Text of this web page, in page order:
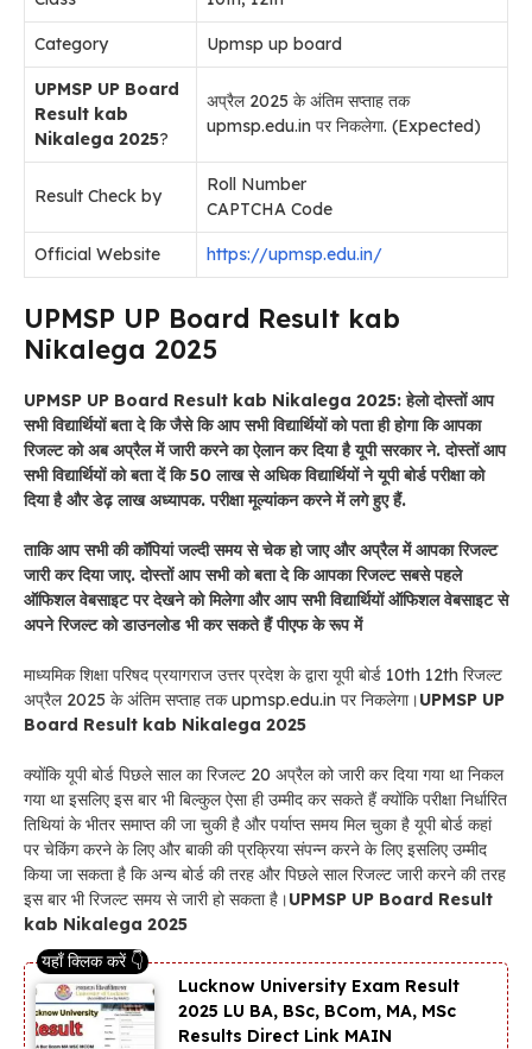
Category Upmsp up board
UPMSP UP Board
Result kab
Nikalega 2025?
अप्रैल 2025 के अंतिम सप्ताह तक
upmsp.edu.in पर निकलेगा. (Expected)
Result Check by
Roll Number
CAPTCHA Code
Official Website https://upmsp.edu.in/
UPMSP UP Board Result kab
Nikalega 2025
UPMSP UP Board Result kab Nikalega 2025: हेलो दोस्तों आप
सभी विद्यार्थियों बता दे कि जैसे कि आप सभी विद्यार्थियों को पता ही होगा कि आपका
रिजल्ट को अब अप्रैल में जारी करने का ऐलान कर दिया है यूपी सरकार ने. दोस्तों आप
सभी विद्यार्थियों को बता दें कि 50 लाख से अधिक विद्यार्थियों ने यूपी बोर्ड परीक्षा को
दिया है और डेढ़ लाख अध्यापक. परीक्षा मूल्यांकन करने में लगे हुए हैं.
ताकि आप सभी की कॉपियां जल्दी समय से चेक हो जाए और अप्रैल में आपका रिजल्ट
जारी कर दिया जाए. दोस्तों आप सभी को बता दे कि आपका रिजल्ट सबसे पहले
ऑफिशल वेबसाइट पर देखने को मिलेगा और आप सभी विद्यार्थियों ऑफिशल वेबसाइट से
अपने रिजल्ट को डाउनलोड भी कर सकते हैं पीएफ के रूप में
माध्यमिक शिक्षा परिषद प्रयागराज उत्तर प्रदेश के द्वारा यूपी बोर्ड 10th 12th रिजल्ट
अप्रैल 2025 के अंतिम सप्ताह तक upmsp.edu.in पर निकलेगा।UPMSP UP
Board Result kab Nikalega 2025
क्योंकि यूपी बोर्ड पिछले साल का रिजल्ट 20 अप्रैल को जारी कर दिया गया था निकल
गया था इसलिए इस बार भी बिल्कुल ऐसा ही उम्मीद कर सकते हैं क्योंकि परीक्षा निर्धारित
तिथियां के भीतर समाप्त की जा चुकी है और पर्याप्त समय मिल चुका है यूपी बोर्ड कहां
पर चेकिंग करने के लिए और बाकी की प्रक्रिया संपन्न करने के लिए इसलिए उम्मीद
किया जा सकता है कि अन्य बोर्ड की तरह और पिछले साल रिजल्ट जारी करने की तरह
इस बार भी रिजल्ट समय से जारी हो सकता है।UPMSP UP Board Result
kab Nikalega 2025
Lucknow University Exam Result
2025 LU BA, BSc, BCom, MA, MSc
Results Direct Link MAIN